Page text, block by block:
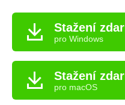
Stažení
pro Windows
Stažení
pro macOS